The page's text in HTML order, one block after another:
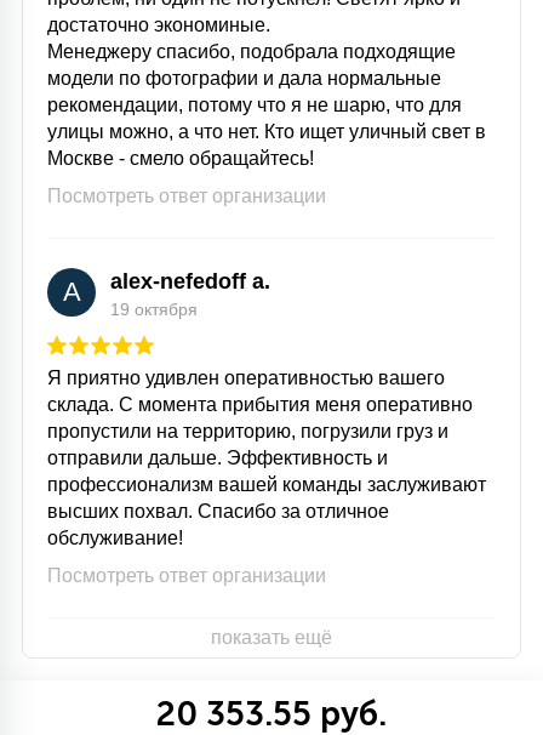
достаточно экономиные.
Менеджеру спасибо, подобрала подходящие
модели по фотографии и дала нормальные
рекомендации, потому что я не шарю, что для
улицы можно, а что нет. Кто ищет уличный свет в
Москве - смело обращайтесь!
Посмотреть ответ организации
A alex-nefedoff a.
19 октября
Я приятно удивлен оперативностью вашего
склада. С момента прибытия меня оперативно
пропустили на территорию, погрузили груз и
отправили дальше. Эффективность и
профессионализм вашей команды заслуживают
высших похвал. Спасибо за отличное
обслуживание!
Посмотреть ответ организации
показать ещё
20 353.55 руб.